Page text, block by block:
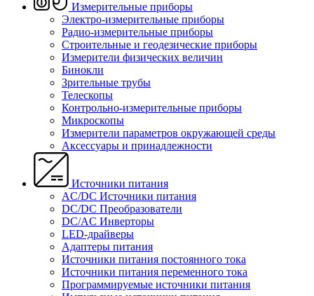
Измерительные приборы
Электро-измерительные приборы
Радио-измерительные приборы
Строительные и геодезические приборы
Измерители физических величин
Бинокли
Зрительные трубы
Телескопы
Контрольно-измерительные приборы
Микроскопы
Измерители параметров окружающей среды
Аксессуары и принадлежности
Источники питания
AC/DC Источники питания
DC/DC Преобразователи
DC/AC Инверторы
LED-драйверы
Адаптеры питания
Источники питания постоянного тока
Источники питания переменного тока
Программируемые источники питания